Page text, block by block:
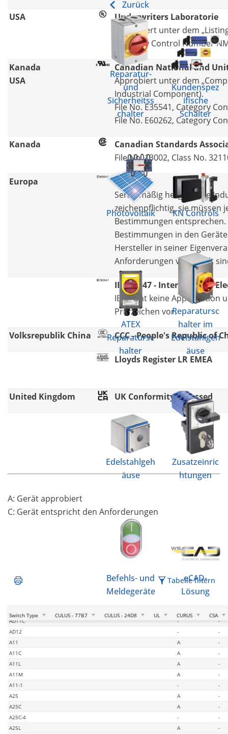
Reparatur-
und
Sicherheitss
chalter
Kundenspez
ifische
Schalter
Photovoltaik KN Controls
ATEX
Reparatursc
halter
Reparatursc
halter im
Edelstahlgeh
äuse
Edelstahlgeh
äuse
Zusatzeinric
htungen
Befehls- und
Meldegeräte
eCAD-
Lösung
Zurück
USA
Underwriters Laboratorie
Approbiert unter dem
Category Control Number
Kanada
USA
Canadian National and
Approbiert unter dem
Industrial Component).
File No. E35541, Category
File No. E60262, Category
Kanada
Canadian Standards
File No. 13002, Class No.
Europa
EN 60947
Serienmäßig hergestellte
zeichenpflichtig, sie müssen
Bestimmungen
Bestimmungen in den
Hersteller in seiner
Anforderungen voll erfüllt
IEC 60947 - International
IEC sieht keine Approbation
Prüfzeichen vor.
Volksrepublik China CCC - People's Republic of
Lloyds Register LR EMEA
United Kingdom UK Conformity Assessed
A: Gerät approbiert
C: Gerät entspricht den Anforderungen
Tabelle filtern
Switch Type CULUS - 77B7 CULUS - 24D8 UL CURUS CSA
AD11C
-
-
AD12
-
-
A11
A
-
A11C
A
-
A11L
A
-
A11M
A
-
A11-1
-
-
A25
A
-
A25C
A
-
A25C-4
-
-
A25L
A
-